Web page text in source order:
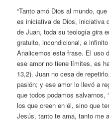
“Tanto amó Dios al mundo,
es iniciativa de Dios, iniciativa
de Juan, toda su teología gira
gratuito, incondicional, e
Analicemos esta frase. El uso
ese amor no tiene límites, es
13,2). Juan no cesa de
pasión; y ese amor lo llevó a
que todos podamos salvarnos,
los que creen en él, sino que
Jesús, tanto te ama, tanto me